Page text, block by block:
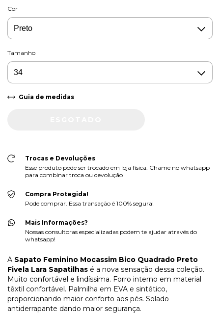
Cor
Tamanho
Guia de medidas
Trocas e Devoluções
Esse produto pode ser trocado em loja física. Chame no whatsapp
para combinar troca ou devolução
Compra Protegida!
Pode comprar. Essa transação é 100% segura!
Mais Informações?
Nossas consultoras especializadas podem te ajudar através do
whatsapp!
A Sapato Feminino Mocassim Bico Quadrado Preto
Fivela Lara Sapatilhas é a nova sensação dessa coleção.
Muito confortável e lindíssima. Forro interno em material
têxtil confortável. Palmilha em EVA e sintético,
proporcionando maior conforto aos pés. Solado
antiderrapante dando maior segurança.